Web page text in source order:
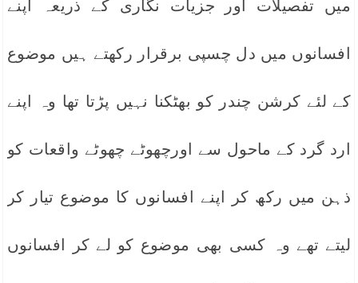
میں تفصیلات اور جزیات نگاری کے ذریعہ اپنے
افسانوں میں دل چسپی برقرار رکھتے ہیں موضوع
کے لئے کرشن چندر کو بھٹکنا نہیں پڑتا تھا وہ اپنے
ارد گرد کے ماحول سے اورچھوٹے چھوٹے واقعات کو
ذہن میں رکھ کر اپنے افسانوں کا موضوع تیار کر
لیتے تھے وہ کسی بھی موضوع کو لے کر افسانوں